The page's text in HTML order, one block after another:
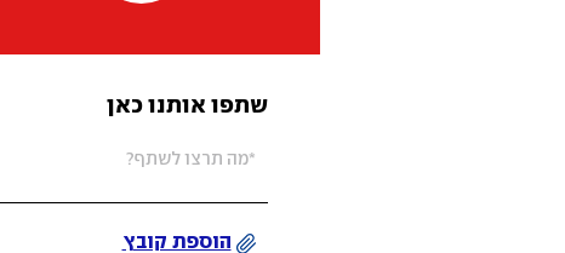
שתפו אותנו כאן
הוספת קובץ